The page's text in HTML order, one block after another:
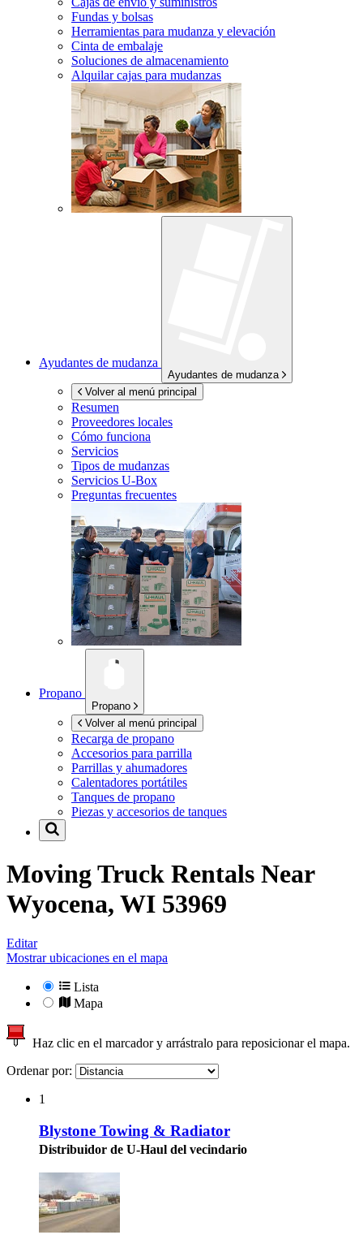
Fundas y bolsas
Herramientas para mudanza y elevación
Cinta de embalaje
Soluciones de almacenamiento
Alquilar cajas para mudanzas
Ayudantes de mudanza
Ayudantes de mudanza
Volver al menú principal
Resumen
Proveedores locales
Cómo funciona
Servicios
Tipos de mudanzas
Servicios U-Box
Preguntas frecuentes
Propano
Propano
Volver al menú principal
Recarga de propano
Accesorios para parrilla
Parrillas y ahumadores
Calentadores portátiles
Tanques de propano
Piezas y accesorios de tanques
Moving Truck Rentals Near
Wyocena, WI 53969
Editar
Mostrar ubicaciones en el mapa
Lista
Mapa
Haz clic en el marcador y arrástralo para reposicionar el mapa.
Ordenar por:
1
Blystone Towing & Radiator
Distribuidor de U-Haul del vecindario